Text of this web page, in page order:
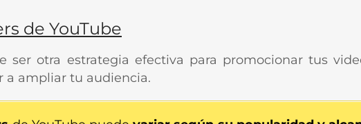
de YouTube
ser otra estrategia efectiva para promocionar tus
a ampliar tu audiencia.